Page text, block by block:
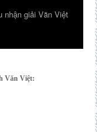
nhận giải Văn Việt
Văn Việt: